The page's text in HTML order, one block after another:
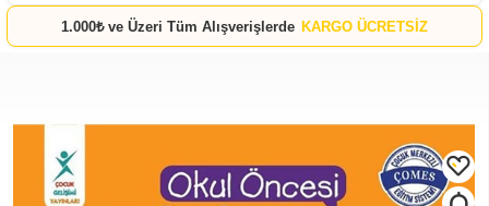
1.000₺ ve Üzeri Tüm Alışverişlerde KARGO ÜCRETSİZ